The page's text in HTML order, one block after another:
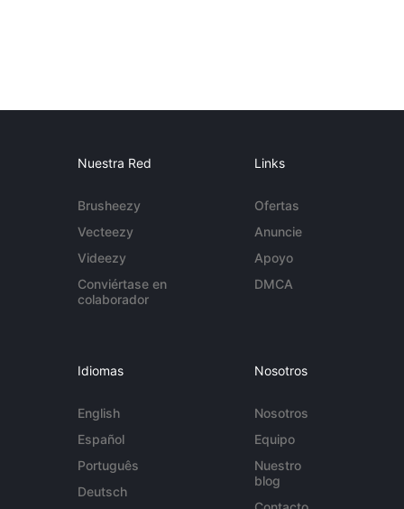
Nuestra Red
Brusheezy
Vecteezy
Videezy
Conviértase en
colaborador
Links
Ofertas
Anuncie
Apoyo
DMCA
Idiomas
English
Español
Português
Deutsch
Nosotros
Nosotros
Equipo
Nuestro
blog